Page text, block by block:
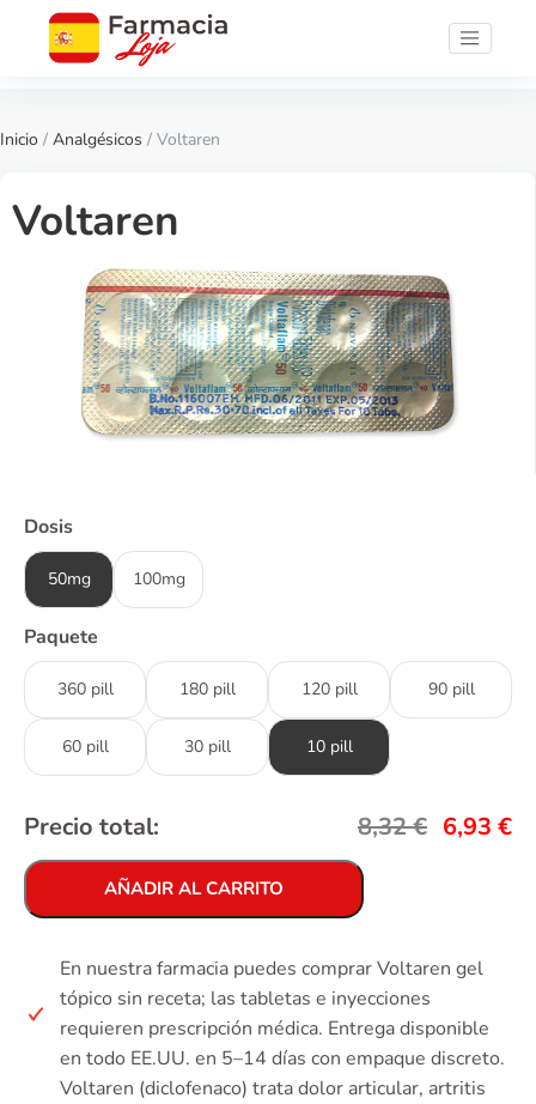
Inicio / Analgésicos / Voltaren
Voltaren
Dosis
50mg 100mg
Paquete
360 pill 180 pill 120 pill 90 pill
60 pill 30 pill 10 pill
Precio total: 8,32€ 6,93 €
AÑADIR AL CARRITO
En nuestra farmacia puedes comprar Voltaren gel
tópico sin receta; las tabletas e inyecciones
requieren prescripción médica. Entrega disponible
en todo EE.UU. en 5–14 días con empaque discreto.
Voltaren (diclofenaco) trata dolor articular, artritis